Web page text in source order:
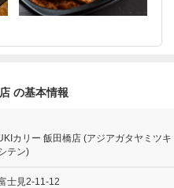
の基本情報
カリー 飯田橋店 (アジアガタヤミツキ
テン)
士見2-11-12